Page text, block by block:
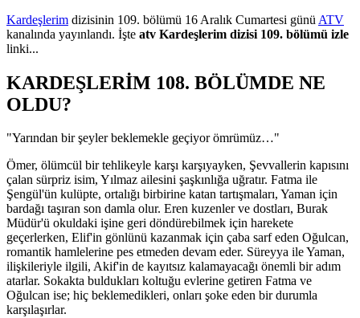
Kardeşlerim dizisinin 109. bölümü 16 Aralık Cumartesi günü ATV
kanalında yayınlandı. İşte atv Kardeşlerim dizisi 109. bölümü izle
linki...
KARDEŞLERİM 108. BÖLÜMDE NE
OLDU?
"Yarından bir şeyler beklemekle geçiyor ömrümüz…"
Ömer, ölümcül bir tehlikeyle karşı karşıyayken, Şevvallerin kapısını
çalan sürpriz isim, Yılmaz ailesini şaşkınlığa uğratır. Fatma ile
Şengül'ün kulüpte, ortalığı birbirine katan tartışmaları, Yaman için
bardağı taşıran son damla olur. Eren kuzenler ve dostları, Burak
Müdür'ü okuldaki işine geri döndürebilmek için harekete
geçerlerken, Elif'in gönlünü kazanmak için çaba sarf eden Oğulcan,
romantik hamlelerine pes etmeden devam eder. Süreyya ile Yaman,
ilişkileriyle ilgili, Akif'in de kayıtsız kalamayacağı önemli bir adım
atarlar. Sokakta buldukları koltuğu evlerine getiren Fatma ve
Oğulcan ise; hiç beklemedikleri, onları şoke eden bir durumla
karşılaşırlar.